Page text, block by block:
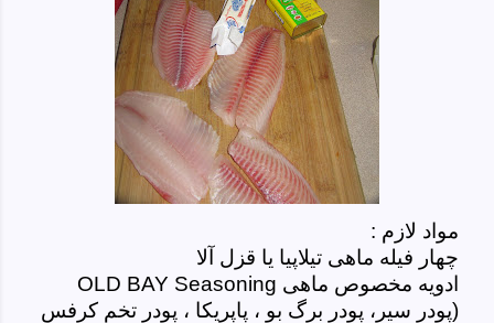
مواد لازم :
چهار فیله ماهی تیلاپیا یا قزل آلا
ادویه مخصوص ماهی OLD BAY Seasoning
(پودر سیر، پودر برگ بو ، پاپریکا ، پودر تخم کرفس